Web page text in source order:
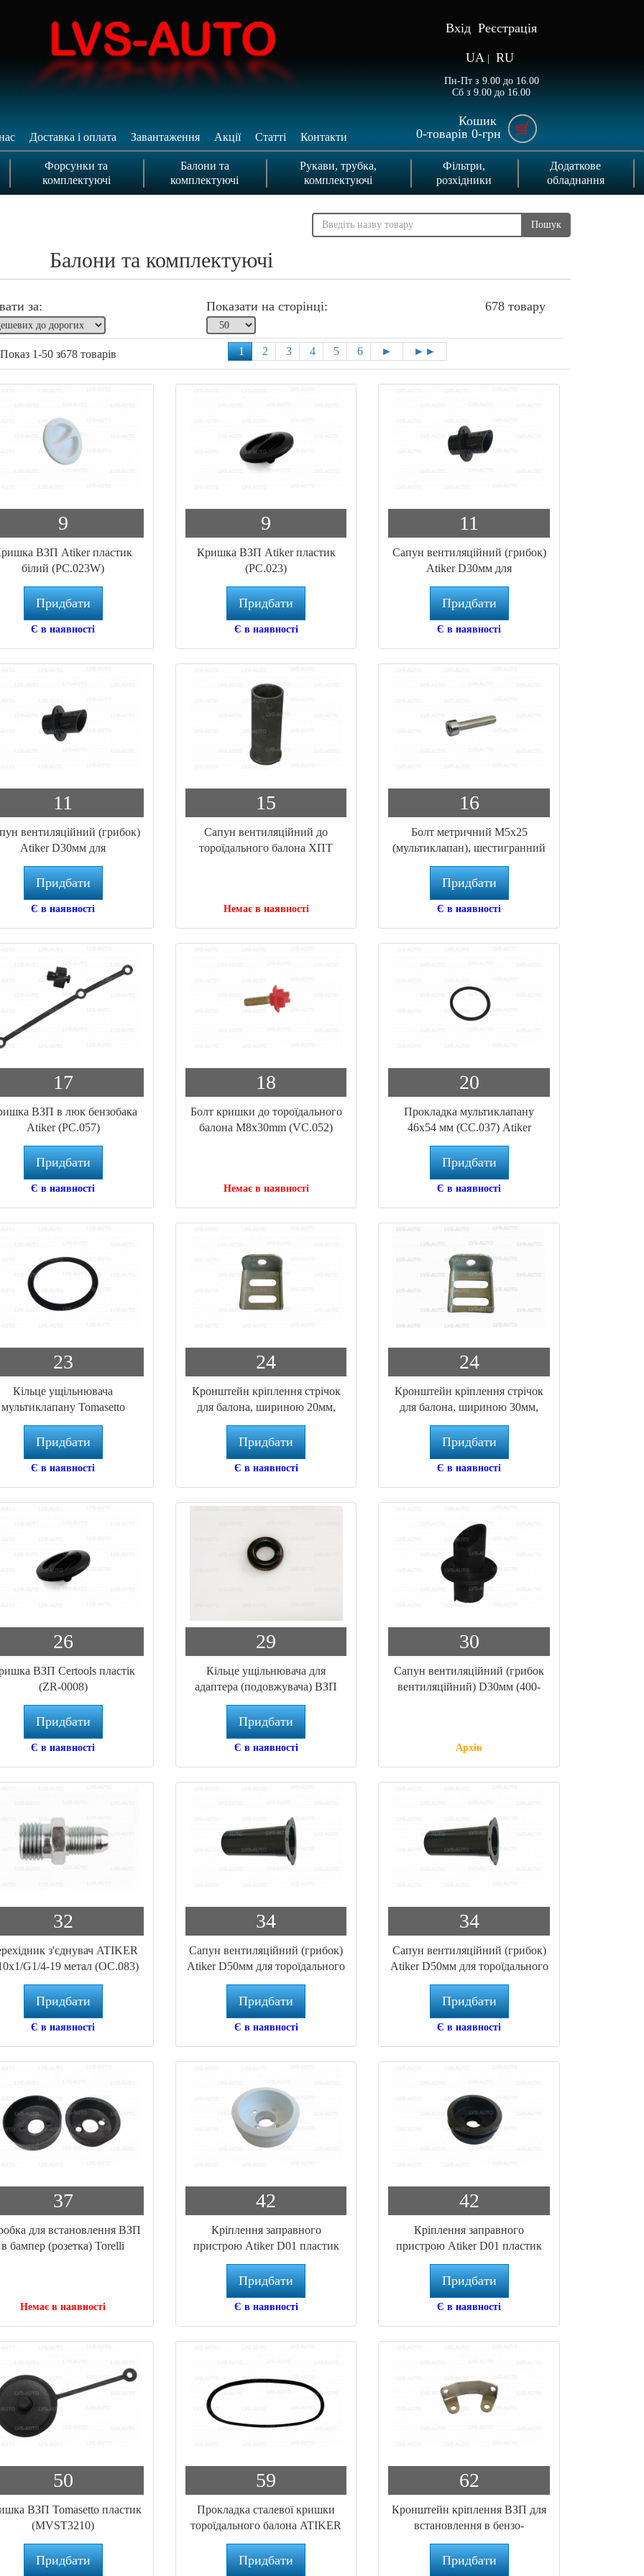
Вхід Реєстрація
UA RU
Пн-Пт з 9.00 до 16.00
Сб з 9.00 до 16.00
Доставка і оплата Завантаження Акції Статті Контакти
Кошик
0-товарів 0-грн
Форсунки та
комплектуючі
Балони та
комплектуючі
Рукави, трубка,
комплектуючі
Фільтри,
розхідники
Додаткове
обладнання
Пошук
Балони та комплектуючі
за: Показати на сторінці: 678 товару
Показ 1-50 з678 товарів 1 2 3 4 5 6 ► ►►
9
ВЗП Atiker пластик
білий (PC.023W)
Придбати
Є в наявності
9
Кришка ВЗП Atiker пластик
(PC.023)
Придбати
Є в наявності
11
Сапун вентиляційний (грибок)
Atiker D30мм для
циліндричного балона (PC.025)
Придбати
Є в наявності
11
вентиляційний (грибок)
Atiker D30мм для
балона (PC.025)
Придбати
Є в наявності
15
Сапун вентиляційний до
тороїдального балона ХПТ
Немає в наявності
16
Болт метричний M5x25
(мультиклапан), шестигранний
ключ, твердість 8.8
Придбати
Є в наявності
17
ВЗП в люк бензобака
Atiker (PC.057)
Придбати
Є в наявності
18
Болт кришки до тороїдального
балона M8x30mm (VC.052)
Немає в наявності
20
Прокладка мультиклапану
46х54 мм (CC.037) Atiker
Придбати
Є в наявності
23
Кільце ущільнювача
мультиклапану Tomasetto
MVAT3122 46х54мм
Придбати
Є в наявності
24
Кронштейн кріплення стрічок
для балона, шириною 20мм,
SA.044 Atiker
Придбати
Є в наявності
24
Кронштейн кріплення стрічок
для балона, шириною 30мм,
SA.049 Atiker
Придбати
Є в наявності
26
ВЗП Certools пластік
(ZR-0008)
Придбати
Є в наявності
29
Кільце ущільнювача для
адаптера (подовжувача) ВЗП
Tomasetto
Придбати
Є в наявності
30
Сапун вентиляційний (грибок
вентиляційний) D30мм (400-
Архів
32
з'єднувач ATIKER
G1/4-19 метал (OC.083)
для трубки D8
Придбати
Є в наявності
34
Сапун вентиляційний (грибок)
Atiker D50мм для тороїдального
балона (PC.060)
Придбати
Є в наявності
34
Сапун вентиляційний (грибок)
Atiker D50мм для тороїдального
балона (PC.060)
Придбати
Є в наявності
37
для встановлення ВЗП
в бампер (розетка) Torelli
Немає в наявності
42
Кріплення заправного
пристрою Atiker D01 пластик
комплект білий (PC.024W)
Придбати
Є в наявності
42
Кріплення заправного
пристрою Atiker D01 пластик
комплект чорний (PC.024)
Придбати
Є в наявності
50
ВЗП Tomasetto пластик
(MVST3210)
Придбати
59
Прокладка сталевої кришки
тороїдального балона ATIKER
(CC.028)
Придбати
62
Кронштейн кріплення ВЗП для
встановлення в бензо-
заправний люк, GOMET GZ-
580
Придбати